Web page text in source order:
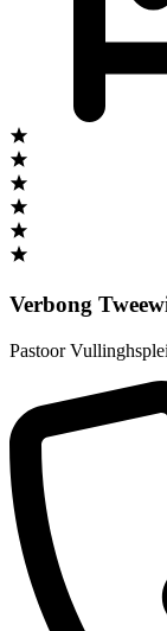
Verbong
Pastoor